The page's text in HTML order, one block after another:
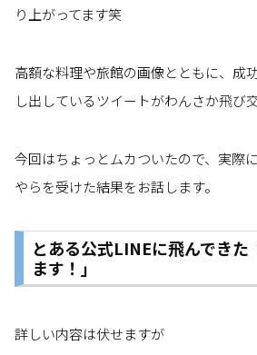
り上がってます笑
高額な料理や旅館の画像とともに、成
し出しているツイートがわんさか飛び
今回はちょっとムカついたので、実際
やらを受けた結果をお話します。
とある公式LINEに飛んできた
ます！」
詳しい内容は伏せますが